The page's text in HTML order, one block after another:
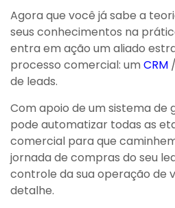
Agora que você já sabe a
seus conhecimentos na
entra em ação um aliado
processo comercial: um CRM
de leads.
Com apoio de um sistema de
pode automatizar todas as
comercial para que
jornada de compras do seu
controle da sua operação de
detalhe.